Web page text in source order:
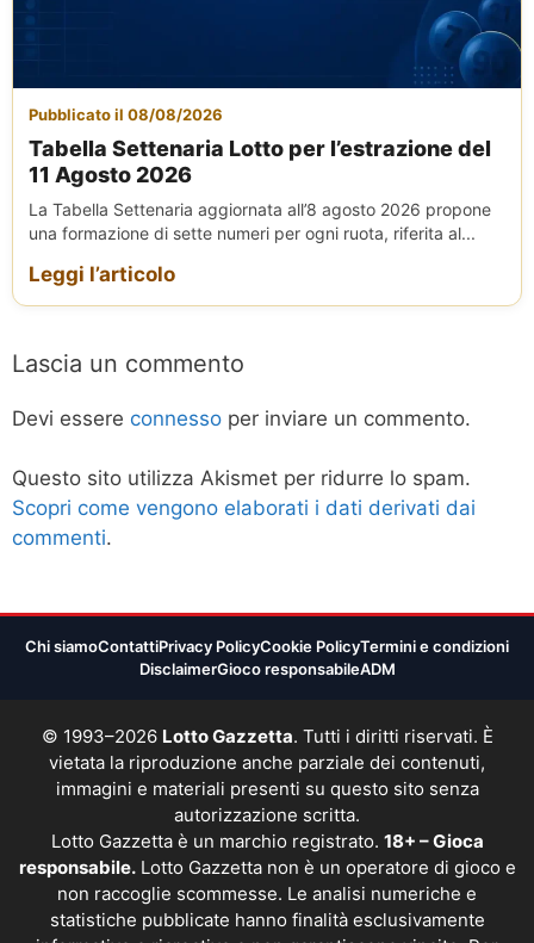
Pubblicato il 08/08/2026
Tabella Settenaria Lotto per l’estrazione del
11 Agosto 2026
La Tabella Settenaria aggiornata all’8 agosto 2026 propone
una formazione di sette numeri per ogni ruota, riferita al...
Leggi l’articolo
Lascia un commento
Devi essere connesso per inviare un commento.
Questo sito utilizza Akismet per ridurre lo spam.
Scopri come vengono elaborati i dati derivati dai
commenti.
Chi siamoContattiPrivacy PolicyCookie PolicyTermini e condizioni
DisclaimerGioco responsabileADM
© 1993–2026 Lotto Gazzetta. Tutti i diritti riservati. È
vietata la riproduzione anche parziale dei contenuti,
immagini e materiali presenti su questo sito senza
autorizzazione scritta.
Lotto Gazzetta è un marchio registrato. 18+ – Gioca
responsabile.Lotto Gazzetta non è un operatore di gioco e
non raccoglie scommesse. Le analisi numeriche e
statistiche pubblicate hanno finalità esclusivamente